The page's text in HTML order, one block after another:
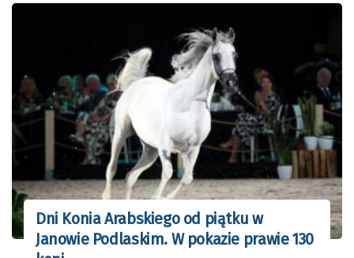
Dni Konia Arabskiego od piątku w
Janowie Podlaskim. W pokazie prawie 130